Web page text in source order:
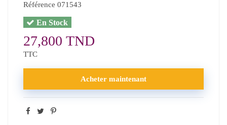
Référence 071543
En Stock
27,800 TND
TTC
Acheter maintenant